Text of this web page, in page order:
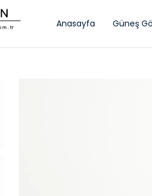
Anasayfa Güneş